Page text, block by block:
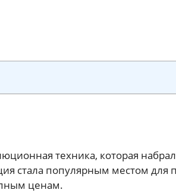
техника, которая
стала популярным местом для
ценам.